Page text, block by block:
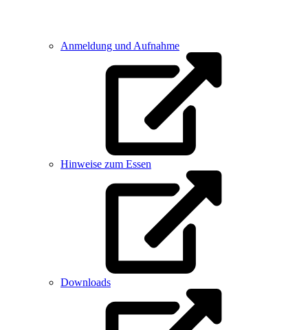
Anmeldung und Aufnahme
Hinweise zum Essen
Downloads